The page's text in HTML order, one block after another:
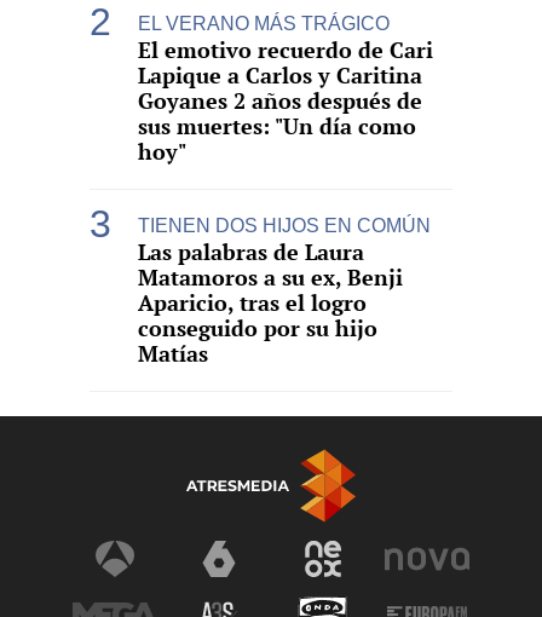
EL VERANO MÁS TRÁGICO
El emotivo recuerdo de Cari
Lapique a Carlos y Caritina
Goyanes 2 años después de
sus muertes: "Un día como
hoy"
TIENEN DOS HIJOS EN COMÚN
Las palabras de Laura
Matamoros a su ex, Benji
Aparicio, tras el logro
conseguido por su hijo
Matías